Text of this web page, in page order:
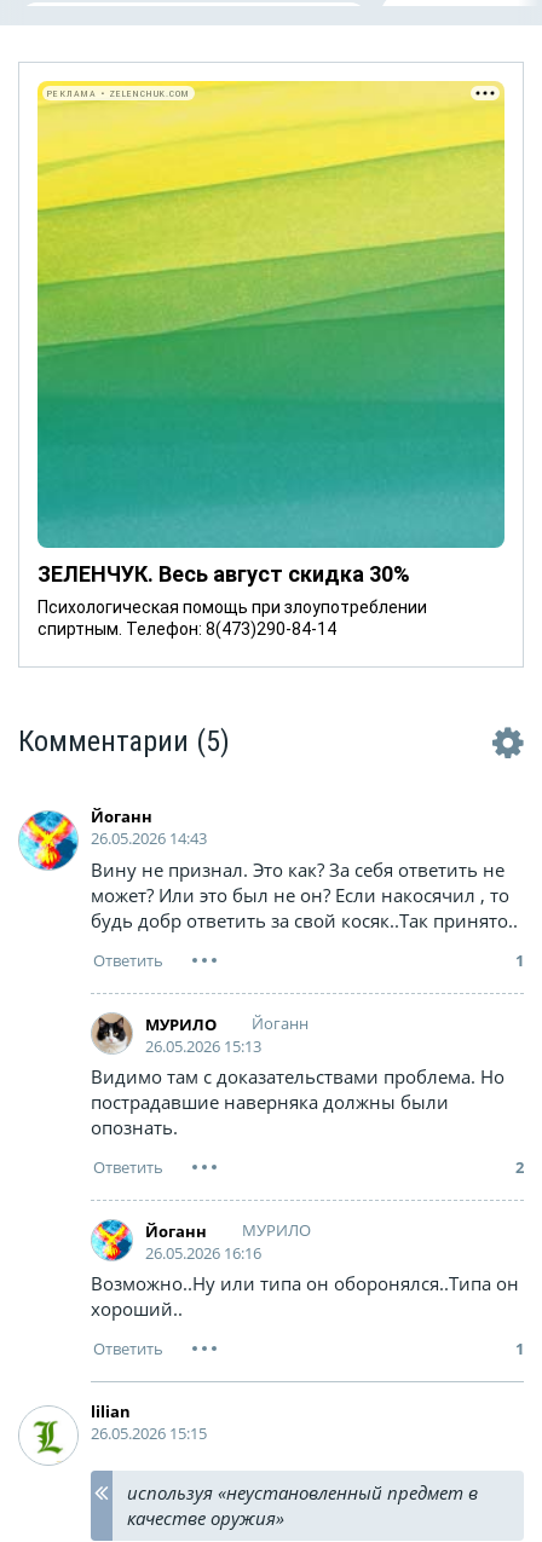
ЗЕЛЕНЧУК. Весь август скидка 30%
Психологическая помощь при злоупотреблении
спиртным. Телефон: 8(473)290-84-14
РЕКЛАМА • ZELENCHUK.COM
Комментарии (5)
Йоганн
26.05.2026 14:43
Вину не признал. Это как? За себя ответить не
может? Или это был не он? Если накосячил , то
будь добр ответить за свой косяк..Так принято..
1
МУРИЛО
Йоганн
26.05.2026 15:13
Видимо там с доказательствами проблема. Но
пострадавшие наверняка должны были
опознать.
2
Йоганн
МУРИЛО
26.05.2026 16:16
Возможно..Ну или типа он оборонялся..Типа он
хороший..
1
lilian
26.05.2026 15:15
используя «неустановленный предмет в
качестве оружия»